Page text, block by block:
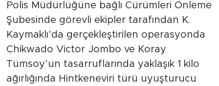
Polis Müdürlüğüne bağlı Cürümleri Önleme
Şubesinde görevli ekipler tarafından K.
Kaymaklı’da gerçekleştirilen operasyonda
Chikwado Victor Jombo ve Koray
Tümsoy’un tasarruflarında yaklaşık 1 kilo
ağırlığında Hintkeneviri türü uyuşturucu